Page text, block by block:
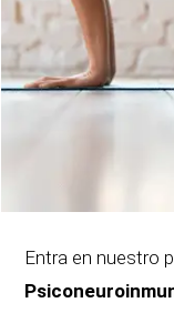
Entra en nuestro